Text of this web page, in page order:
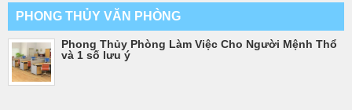
PHONG THỦY VĂN PHÒNG
Phong Thủy Phòng Làm Việc Cho Người Mệnh Thổ
và 1 số lưu ý